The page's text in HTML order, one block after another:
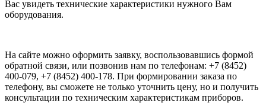
Вас увидеть технические характеристики нужного Вам
оборудования.
На сайте можно оформить заявку, воспользовавшись формой
обратной связи, или позвонив нам по телефонам: +7 (8452)
400-079, +7 (8452) 400-178. При формировании заказа по
телефону, вы сможете не только уточнить цену, но и получить
консультации по техническим характеристикам приборов.